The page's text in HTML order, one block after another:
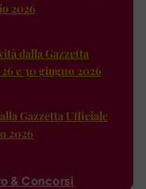
2026
dalla Gazzetta
e 30 giugno 2026
Gazzetta Ufficiale
2026
& Concorsi